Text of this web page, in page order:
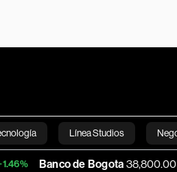
Línea Studios
English
de Bogota 38,800.00 0.00%